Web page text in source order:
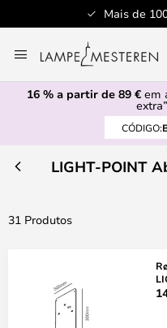
Mais de
para
o
Conteúdo
16 % a partir de 89 € em
extra”
CÓDIGO:
LIGHT-POINT
31 Produtos